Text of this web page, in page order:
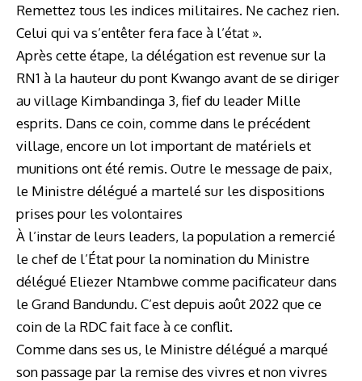
Remettez tous les indices militaires. Ne cachez rien.
Celui qui va s’entêter fera face à l’état ».
Après cette étape, la délégation est revenue sur la
RN1 à la hauteur du pont Kwango avant de se diriger
au village Kimbandinga 3, fief du leader Mille
esprits. Dans ce coin, comme dans le précédent
village, encore un lot important de matériels et
munitions ont été remis. Outre le message de paix,
le Ministre délégué a martelé sur les dispositions
prises pour les volontaires
À l’instar de leurs leaders, la population a remercié
le chef de l’État pour la nomination du Ministre
délégué Eliezer Ntambwe comme pacificateur dans
le Grand Bandundu. C’est depuis août 2022 que ce
coin de la RDC fait face à ce conflit.
Comme dans ses us, le Ministre délégué a marqué
son passage par la remise des vivres et non vivres